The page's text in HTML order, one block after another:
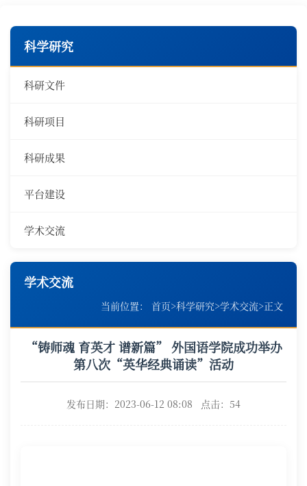
科学研究
科研文件
科研项目
科研成果
平台建设
学术交流
学术交流
当前位置： 首页>科学研究>学术交流>正文
“铸师魂 育英才 谱新篇” 外国语学院成功举办
第八次“英华经典诵读”活动
发布日期：2023-06-12 08:08 点击： 54